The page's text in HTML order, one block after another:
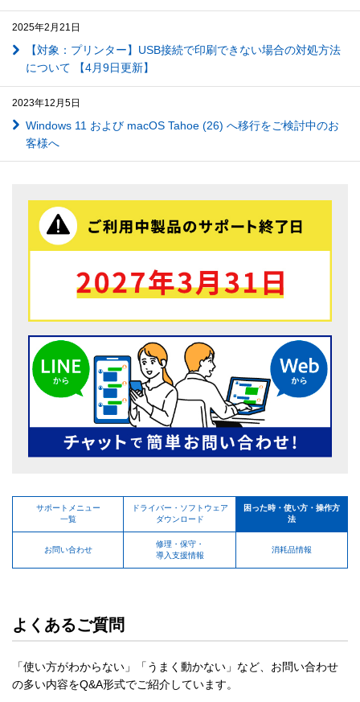
2025年2月21日
【対象：プリンター】USB接続で印刷できない場合の対処方法
について 【4月9日更新】
2023年12月5日
Windows 11 および macOS Tahoe (26) へ移行をご検討中のお
客様へ
サポートメニュー
一覧
ドライバー・ソフトウェア
ダウンロード
困った時・使い方・操作方
法
お問い合わせ
修理・保守・
導入支援情報
消耗品情報
よくあるご質問
「使い方がわからない」「うまく動かない」など、お問い合わせ
の多い内容をQ&A形式でご紹介しています。